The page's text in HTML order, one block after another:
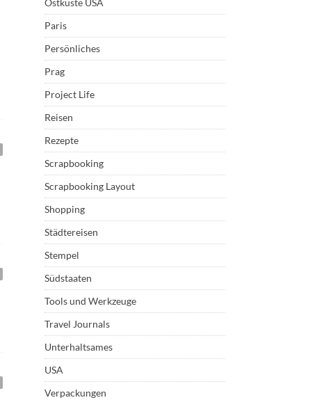
Ostküste USA
Paris
Persönliches
Prag
Project Life
Reisen
Rezepte
Scrapbooking
Scrapbooking Layout
Shopping
Städtereisen
Stempel
Südstaaten
Tools und Werkzeuge
Travel Journals
Unterhaltsames
USA
Verpackungen